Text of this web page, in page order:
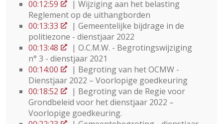
00:12:59
| Wijziging aan het belasting
Reglement op de uithangborden
00:13:33
| Gemeentelijke bijdrage in de
politiezone - dienstjaar 2022
00:13:48
| O.C.M.W. - Begrotingswijziging
n° 3 - dienstjaar 2021
00:14:00
| Begroting van het OCMW -
Dienstjaar 2022 – Voorlopige goedkeuring
00:18:52
| Begroting van de Regie voor
Grondbeleid voor het dienstjaar 2022 –
Voorlopige goedkeuring.